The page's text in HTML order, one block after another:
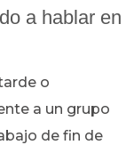
a hablar en
o
a un grupo
de fin de